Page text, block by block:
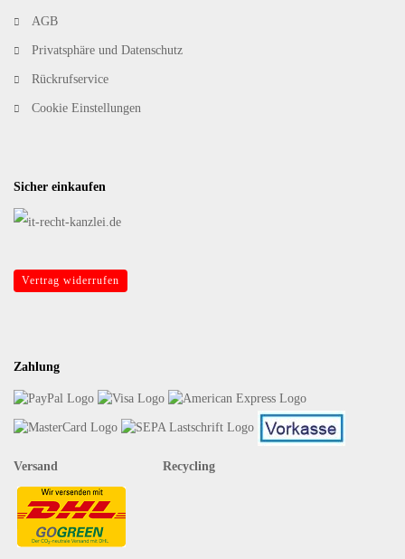
AGB
Privatsphäre und Datenschutz
Rückrufservice
Cookie Einstellungen
Sicher einkaufen
Vertrag widerrufen
Zahlung
Versand Recycling